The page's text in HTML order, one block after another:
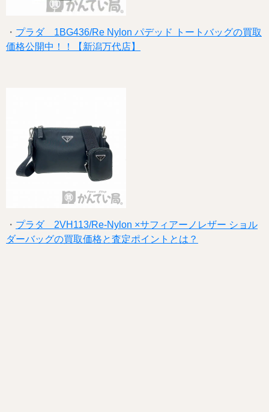
・ プラダ 1BG436/Re Nylon パデッド トートバッグの買取
価格公開中！！【新潟万代店】
・ プラダ 2VH113/Re-Nylon ×サフィアーノレザー ショル
ダーバッグの買取価格と査定ポイントとは？